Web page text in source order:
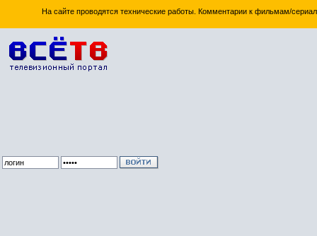
На сайте проводятся технические работы. Комментарии к фильмам/